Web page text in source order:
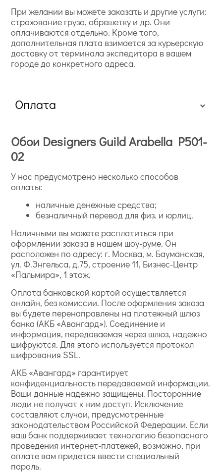
При желании вы можете заказать и другие услуги:
страхование груза, обрешетку и др. Они
оплачиваются отдельно. Кроме того,
дополнительная плата взимается за курьерскую
доставку от терминала экспедитора в вашем
городе до конкретного адреса.
Оплата
Обои Designers Guild Arabella P501-
02
У нас предусмотрено несколько способов
оплаты:
наличные денежные средства;
безналичный перевод для физ. и юрлиц.
Наличными вы можете расплатиться при
оформлении заказа в нашем шоу-руме. Он
расположен по адресу: г. Москва, м. Бауманская,
ул. Ф.Энгельса, д.75, строение 11, Бизнес-Центр
«Пальмира», 1 этаж.
Оплата банковской картой осуществляется
онлайн, без комиссии. После оформления заказа
вы будете перенаправлены на платежный шлюз
банка (АКБ «Авангард»). Соединение и
информация, передаваемая через шлюз, надежно
шифруются. Для этого используется протокол
шифрования SSL.
АКБ «Авангард» гарантирует
конфиденциальность передаваемой информации.
Ваши данные надежно защищены. Посторонние
люди не получат к ним доступ. Исключение
составляют случаи, предусмотренные
законодательством Российской Федерации. Если
ваш банк поддерживает технологию безопасного
проведения интернет-платежей, возможно, при
оплате вам придется ввести специальный
пароль.